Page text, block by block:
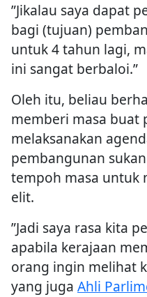
”Jikalau saya dapat
bagi (tujuan)
untuk 4 tahun lagi,
ini sangat berbaloi.”
Oleh itu, beliau
memberi masa buat
melaksanakan
pembangunan
tempoh masa untuk
elit.
”Jadi saya rasa kita
apabila kerajaan
orang ingin melihat
yang juga Ahli